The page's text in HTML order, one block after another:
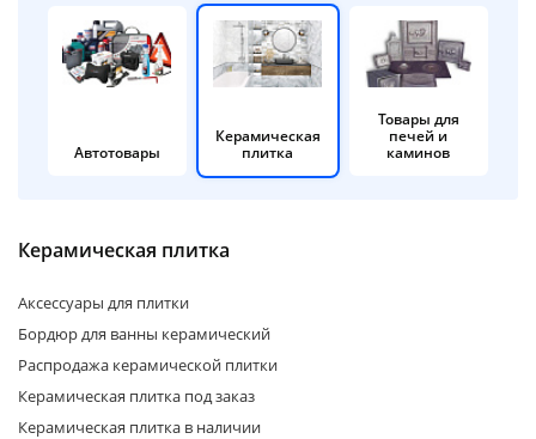
Автотовары
Керамическая
плитка
Товары для
печей и
каминов
Керамическая плитка
Аксессуары для плитки
Бордюр для ванны керамический
Распродажа керамической плитки
Керамическая плитка под заказ
Керамическая плитка в наличии
недели